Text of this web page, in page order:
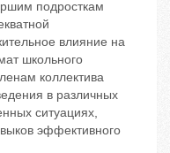
подросткам
влияние на
школьного
коллектива
в различных
ситуациях,
эффективного